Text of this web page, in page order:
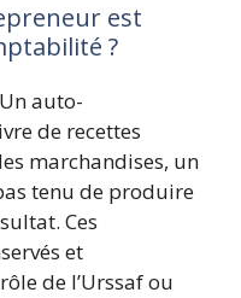
est
?
auto-
de recettes
marchandises, un
tenu de produire
Ces
et
de l’Urssaf ou